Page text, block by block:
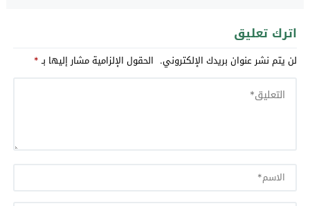
اترك تعليق
لن يتم نشر عنوان بريدك الإلكتروني. الحقول الإلزامية مشار إليها بـ*